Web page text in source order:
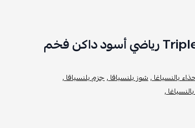
بالنسياغا ,شوز بلنسياقا ,جزم بلنسياقا ,
,